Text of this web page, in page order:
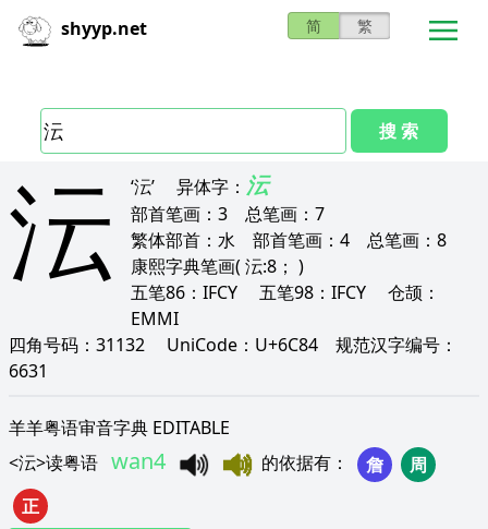
shyyp.net 简 繁
搜 索
沄 ‘沄’ 异体字： 沄
部首笔画： 3 总笔画： 7
繁体部首： 水 部首笔画： 4 总笔画： 8
康熙字典笔画( 沄:8； )
五笔86： IFCY 五笔98： IFCY 仓颉：
EMMI
四角号码： 31132 UniCode： U+6C84 规范汉字编号：
6631
羊羊粤语审音字典 EDITABLE
<沄>读粤语 wan4 的依据有 ： 詹
周
正